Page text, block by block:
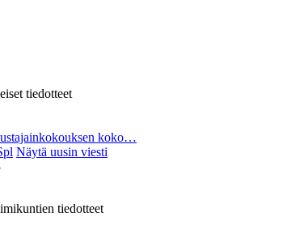
tiedotteet
koko…
Näytä uusin viesti
tiedotteet